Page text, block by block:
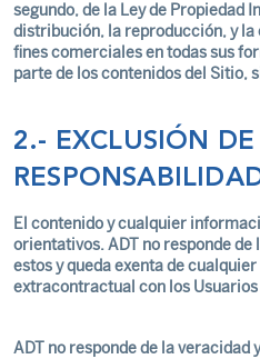
segundo, de la Ley de Propiedad
distribución, la reproducción, y
fines comerciales en todas sus
parte de los contenidos del Sitio,
2.- EXCLUSIÓN DE
El contenido y cualquier
orientativos. ADT no responde
estos y queda exenta de
extracontractual con los Usuarios
ADT no responde de la veracidad